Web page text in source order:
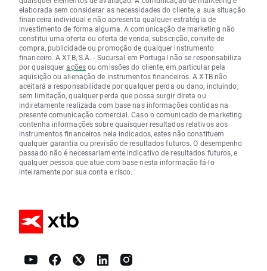
elaborada sem considerar as necessidades do cliente, a sua situação
financeira individual e não apresenta qualquer estratégia de
investimento de forma alguma. A comunicação de marketing não
constitui uma oferta ou oferta de venda, subscrição, convite de
compra, publicidade ou promoção de qualquer instrumento
financeiro. A XTB, S.A. - Sucursal em Portugal não se responsabiliza
por quaisqueraçõesou omissões do cliente, em particular pela
aquisição ou alienação de instrumentos financeiros. A XTB não
aceitará a responsabilidade por qualquer perda ou dano, incluindo,
sem limitação, qualquer perda que possa surgir direta ou
indiretamente realizada com base nas informações contidas na
presente comunicação comercial. Caso o comunicado de marketing
contenha informações sobre quaisquer resultados relativos aos
instrumentos financeiros nela indicados, estes não constituem
qualquer garantia ou previsão de resultados futuros. O desempenho
passado não é necessariamente indicativo de resultados futuros, e
qualquer pessoa que atue com base nesta informação fá-lo
inteiramente por sua conta e risco.